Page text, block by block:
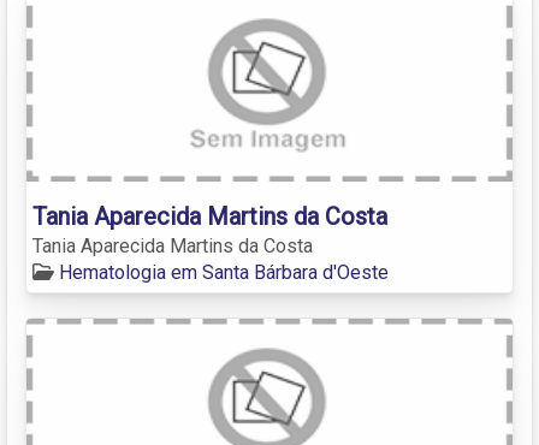
Tania Aparecida Martins da Costa
Tania Aparecida Martins da Costa
Hematologia em Santa Bárbara d'Oeste